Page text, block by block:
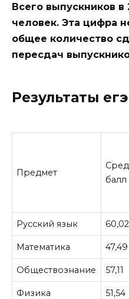
Всего выпускников
человек. Эта цифра
общее количество
пересдач
Результаты
Предмет
балл
Русский язык 60,02
Математика 47,49
Обществознание 57,11
Физика 51,54